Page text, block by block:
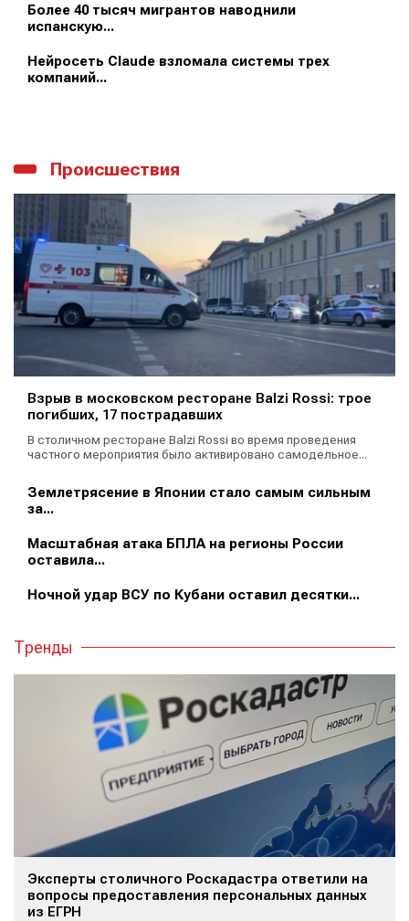
Более 40 тысяч мигрантов наводнили
испанскую...
Нейросеть Claude взломала системы трех
компаний...
Происшествия
Взрыв в московском ресторане Balzi Rossi: трое
погибших, 17 пострадавших
В столичном ресторане Balzi Rossi во время проведения
частного мероприятия было активировано самодельное...
Землетрясение в Японии стало самым сильным
за...
Масштабная атака БПЛА на регионы России
оставила...
Ночной удар ВСУ по Кубани оставил десятки...
Тренды
Эксперты столичного Роскадастра ответили на
вопросы предоставления персональных данных
из ЕГРН